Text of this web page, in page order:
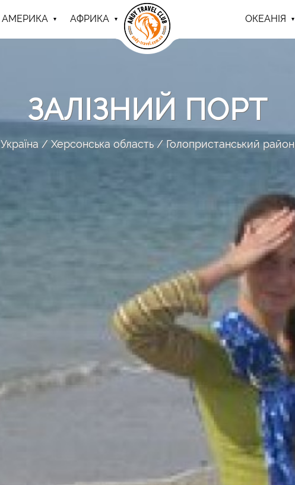
АМЕРИКА АФРИКА ОКЕАНІЯ
ЗАЛІЗНИЙ ПОРТ
Україна Херсонська область Голопристанський район